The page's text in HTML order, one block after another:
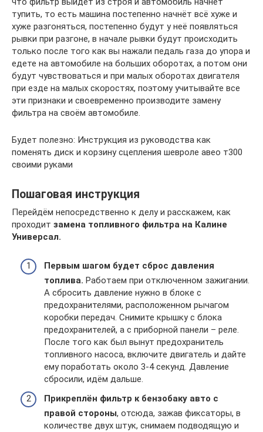
тупить, то есть машина постепенно начнёт всё хуже и
хуже разгоняться, постепенно будут у неё появляться
рывки при разгоне, в начале рывки будут происходить
только после того как вы нажали педаль газа до упора и
едете на автомобиле на больших оборотах, а потом они
будут чувствоваться и при малых оборотах двигателя
при езде на малых скоростях, поэтому учитывайте все
эти признаки и своевременно производите замену
фильтра на своём автомобиле.
Будет полезно: Инструкция из руководства как
поменять диск и корзину сцепления шевроле авео т300
своими руками
Пошаговая инструкция
Перейдём непосредственно к делу и расскажем, как
проходит замена топливного фильтра на Калине
Универсал.
Первым шагом будет сброс давления
топлива. Работаем при отключенном зажигании.
А сбросить давление нужно в блоке с
предохранителями, расположенном рычагом
коробки передач. Снимите крышку с блока
предохранителей, а с приборной панели – реле.
После того как был вынут предохранитель
топливного насоса, включите двигатель и дайте
ему поработать около 3-4 секунд. Давление
сбросили, идём дальше.
Прикреплён фильтр к бензобаку авто с
правой стороны, отсюда, зажав фиксаторы, в
количестве двух штук, снимаем подводящую и